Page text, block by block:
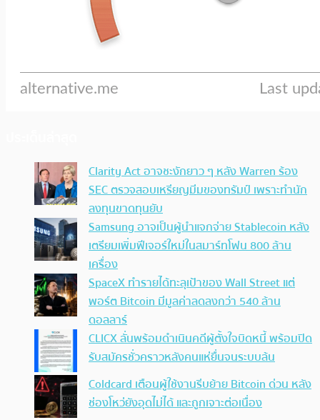
Clarity Act อาจชะงักยาว ๆ หลัง Warren ร้อง
SEC ตรวจสอบเหรียญมีมของทรัมป์ เพราะทำนัก
ลงทุนขาดทุนยับ
Samsung อาจเป็นผู้นำแจกจ่าย Stablecoin หลัง
เตรียมเพิ่มฟีเจอร์ใหม่ในสมาร์ทโฟน 800 ล้าน
เครื่อง
SpaceX ทำรายได้ทะลุเป้าของ Wall Street แต่
พอร์ต Bitcoin มีมูลค่าลดลงกว่า 540 ล้าน
ดอลลาร์
CLICX ลั่นพร้อมดำเนินคดีผู้ตั้งใจบิดหนี้ พร้อมปิด
รับสมัครชั่วคราวหลังคนแห่ยื่นจนระบบล้น
Coldcard เตือนผู้ใช้งานรีบย้าย Bitcoin ด่วน หลัง
ช่องโหว่ยังอุดไม่ได้ และถูกเจาะต่อเนื่อง